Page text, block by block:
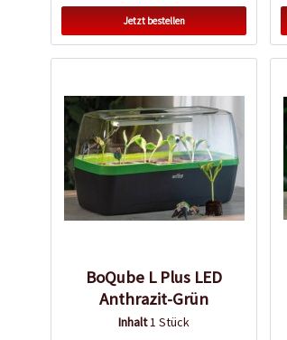
Jetzt bestellen
BoQube L Plus LED
Anthrazit-Grün
Inhalt1 Stück